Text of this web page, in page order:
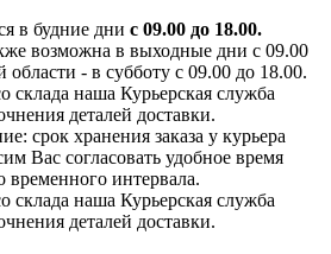
в будние дни с 09.00 до 18.00.
возможна в выходные дни с 09.00
- в субботу с 09.00 до 18.00.
склада наша Курьерская служба
деталей доставки.
срок хранения заказа у курьера
Вас согласовать удобное время
временного интервала.
склада наша Курьерская служба
деталей доставки.